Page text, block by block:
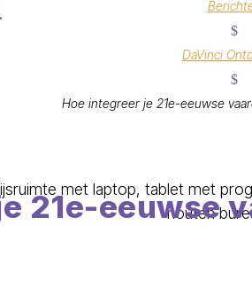
$
DaVinci
$
Hoe integreer je 21e-eeuwse
21e-eeuwse